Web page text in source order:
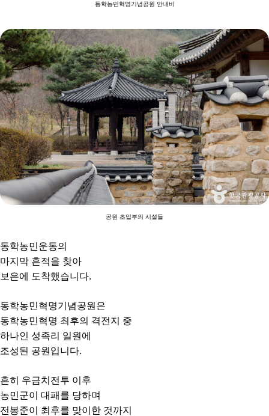
동학농민혁명기념공원 안내비
공원 초입부의 시설들
동학농민운동의
마지막 흔적을 찾아
보은에 도착했습니다.
동학농민혁명기념공원은
동학농민혁명 최후의 격전지 중
하나인 성족리 일원에
조성된 공원입니다.
흔히 우금치전투 이후
농민군이 대패를 당하며
전봉준이 최후를 맞이한 것까지